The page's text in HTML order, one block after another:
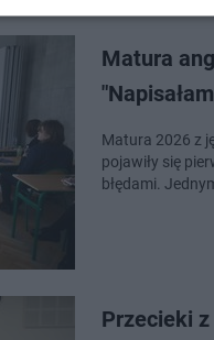
Matura
Matura 2026 z
pojawiły się
błędami.
Przecieki